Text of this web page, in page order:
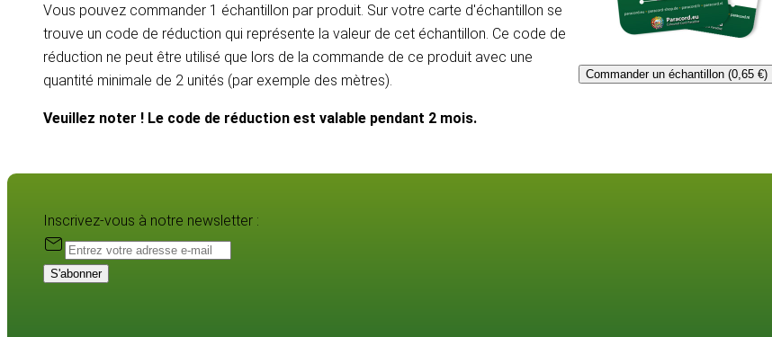
Vous pouvez commander 1 échantillon par produit. Sur votre carte d'échantillon se
trouve un code de réduction qui représente la valeur de cet échantillon. Ce code de
réduction ne peut être utilisé que lors de la commande de ce produit avec une
quantité minimale de 2 unités (par exemple des mètres).
Veuillez noter ! Le code de réduction est valable pendant 2 mois.
Commander un échantillon (0,65 €)
Inscrivez-vous à notre newsletter :
S'abonner